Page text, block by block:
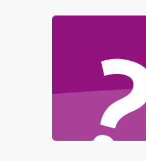
Проблемы с
Режим работы
Программные